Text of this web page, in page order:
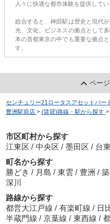
人々に快適な都市体験を提供してい
総合すると、神田駅は歴史と現代
光、文化、ビジネスの拠点として
本の首都東京の中でも重要な拠点
す。
ペー
センチュリー21ロータスアセットパー
豊洲駅前店 > (賃貸)路線・駅から探す >
市区町村から探す
江東区 / 中央区 / 墨田区 / 台
町名から探す
勝どき / 月島 / 東雲 / 豊洲 /
深川
路線から探す
都営大江戸線 / 有楽町線 / 日
半蔵門線 / 京葉線 / 東西線 /